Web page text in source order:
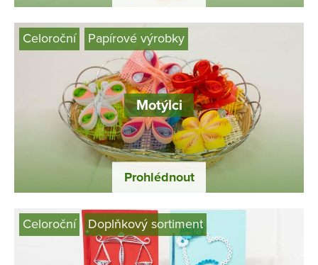
Motýlci
Prohlédnout
Celoroční Papírové výrobky
Celoroční Doplňkový sortiment